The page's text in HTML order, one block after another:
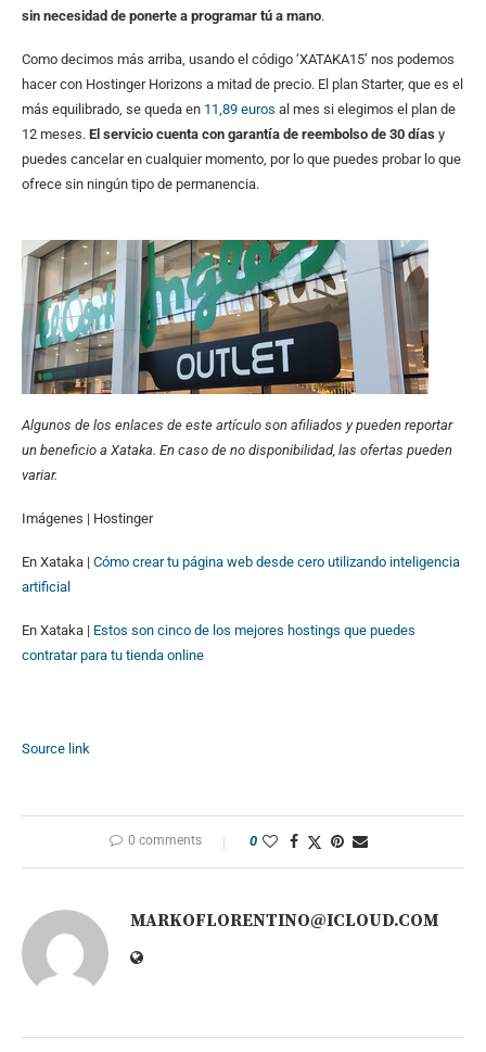
sin necesidad de ponerte a programar tú a mano.
Como decimos más arriba, usando el código ‘XATAKA15’ nos podemos
hacer con Hostinger Horizons a mitad de precio. El plan Starter, que es el
más equilibrado, se queda en 11,89 euros al mes si elegimos el plan de
12 meses. El servicio cuenta con garantía de reembolso de 30 días y
puedes cancelar en cualquier momento, por lo que puedes probar lo que
ofrece sin ningún tipo de permanencia.
Algunos de los enlaces de este artículo son afiliados y pueden reportar
un beneficio a Xataka. En caso de no disponibilidad, las ofertas pueden
variar.
Imágenes | Hostinger
En Xataka | Cómo crear tu página web desde cero utilizando inteligencia
artificial
En Xataka | Estos son cinco de los mejores hostings que puedes
contratar para tu tienda online
Source link
0 comments 0
MARKOFLORENTINO@ICLOUD.COM